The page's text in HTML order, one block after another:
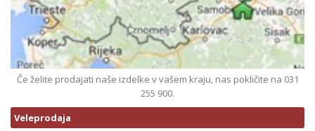
Če želite prodajati naše izdelke v vašem kraju, nas pokličite na 031
255 900.
Veleprodaja